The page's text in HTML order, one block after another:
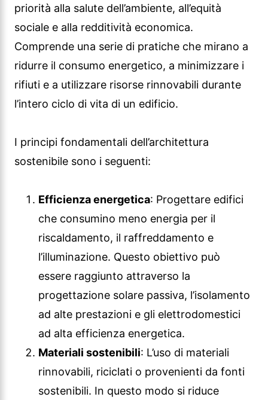
priorità alla salute dell’ambiente, all’equità
sociale e alla redditività economica.
Comprende una serie di pratiche che mirano a
ridurre il consumo energetico, a minimizzare i
rifiuti e a utilizzare risorse rinnovabili durante
l’intero ciclo di vita di un edificio.
I principi fondamentali dell’architettura
sostenibile sono i seguenti:
Efficienza energetica: Progettare edifici
che consumino meno energia per il
riscaldamento, il raffreddamento e
l’illuminazione. Questo obiettivo può
essere raggiunto attraverso la
progettazione solare passiva, l’isolamento
ad alte prestazioni e gli elettrodomestici
ad alta efficienza energetica.
Materiali sostenibili: L’uso di materiali
rinnovabili, riciclati o provenienti da fonti
sostenibili. In questo modo si riduce